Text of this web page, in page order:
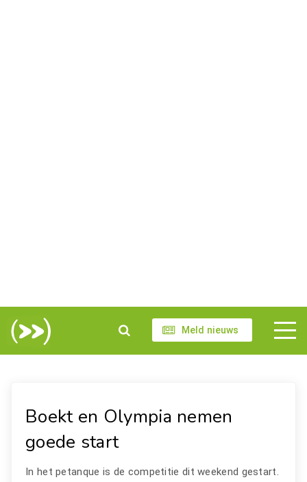
Meld nieuws
Boekt en Olympia nemen
goede start
In het petanque is de competitie dit weekend gestart.